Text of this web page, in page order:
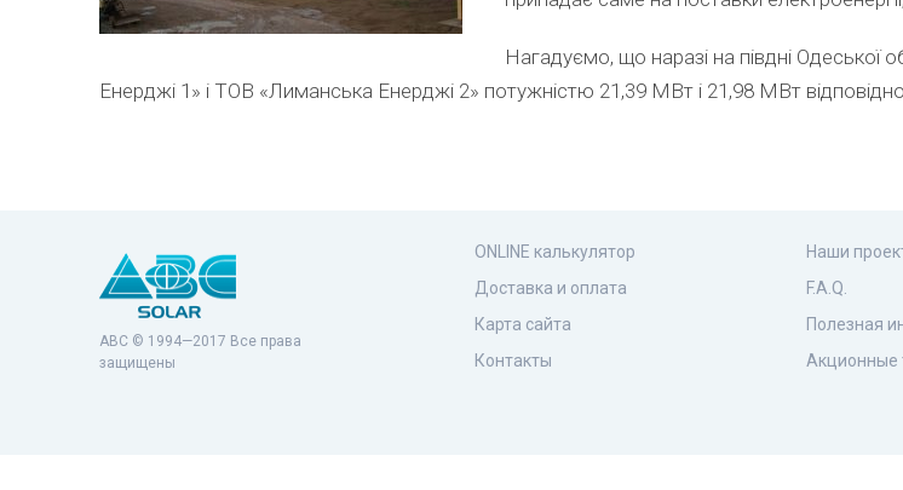
Нагадуємо, що наразі на півдні Одеської
Енерджі 1» і ТОВ «Лиманська Енерджі 2» потужністю 21,39 МВт і 21,98 МВт
ABC © 1994—2017 Все права
защищены
ONLINE калькулятор
Доставка и оплата
Карта сайта
Контакты
Наши
F.A.Q.
Полезная
Акционные